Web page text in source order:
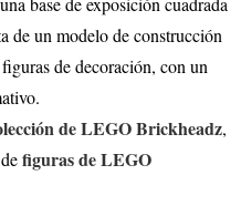
de un modelo de construcción
de decoración, con un
de LEGO Brickheadz,
figuras de LEGO